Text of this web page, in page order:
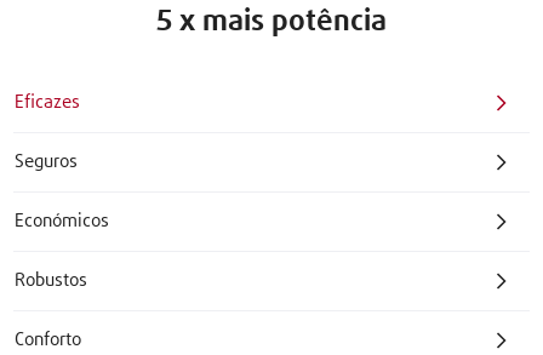
5 x mais potência
Eficazes
Seguros
Económicos
Robustos
Conforto